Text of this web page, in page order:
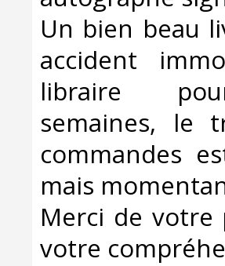
Un bien beau
accident
libraire
semaines, le
commandes
mais
Merci de votre
votre